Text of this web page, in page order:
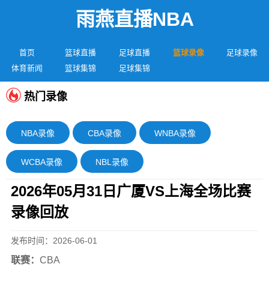
雨燕直播NBA
首页 篮球直播 足球直播 篮球录像
足球录像
体育新闻
篮球集锦 足球集锦
热门录像
NBA录像 CBA录像 WNBA录像
WCBA录像 NBL录像
2026年05月31日广厦VS上海全场比赛
录像回放
发布时间：2026-06-01
联赛： CBA